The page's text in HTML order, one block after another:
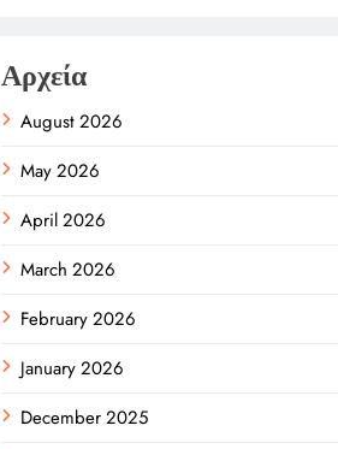
Αρχεία
August 2026
May 2026
April 2026
March 2026
February 2026
January 2026
December 2025